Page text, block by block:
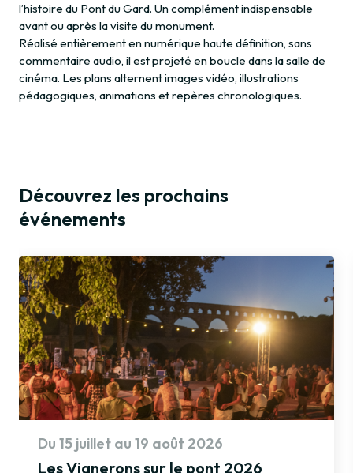
l’histoire du Pont du Gard. Un complément indispensable
avant ou après la visite du monument.
Réalisé entièrement en numérique haute définition, sans
commentaire audio, il est projeté en boucle dans la salle de
cinéma. Les plans alternent images vidéo, illustrations
pédagogiques, animations et repères chronologiques.
Découvrez les prochains
événements
Du 15 juillet au 19 août 2026
Les Vignerons sur le pont 2026